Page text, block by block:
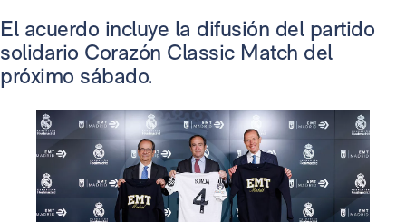
El acuerdo incluye la difusión del partido
solidario Corazón Classic Match del
próximo sábado.